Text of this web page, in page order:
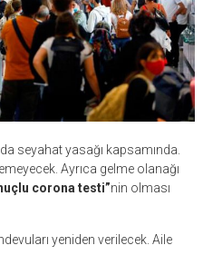
seyahat yasağı kapsamında.
Ayrıca gelme olanağı
corona testi”nin olması
yeniden verilecek. Aile